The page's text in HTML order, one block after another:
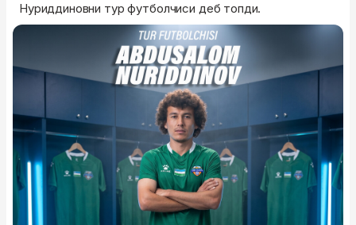
Нуриддиновни тур футболчиси деб топди.